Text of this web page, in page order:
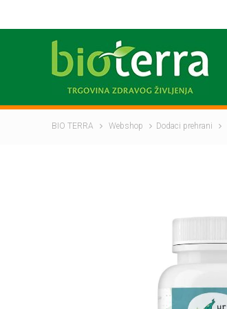
BIO TERRA Webshop Dodaci prehrani